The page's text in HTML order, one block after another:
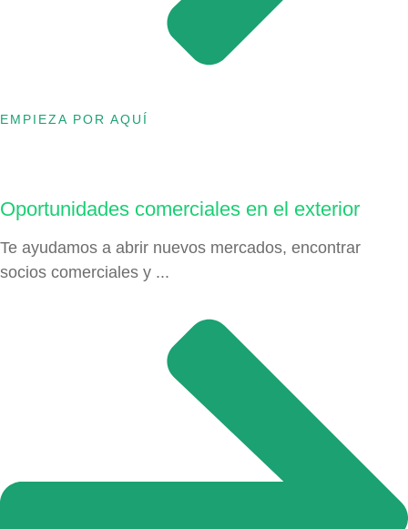
EMPIEZA POR AQUÍ
Oportunidades comerciales en el exterior
Te ayudamos a abrir nuevos mercados, encontrar
socios comerciales y ...